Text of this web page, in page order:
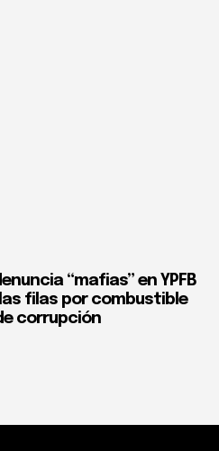
“mafias” en YPFB
filas por combustible
corrupción